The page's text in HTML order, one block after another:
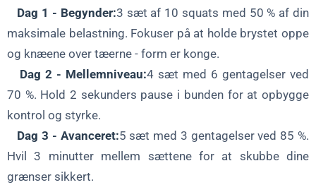
Dag 1 - Begynder:3 sæt af 10 squats med 50 % af din
maksimale belastning. Fokuser på at holde brystet oppe
og knæene over tæerne - form er konge.
Dag 2 - Mellemniveau:4 sæt med 6 gentagelser ved
70 %. Hold 2 sekunders pause i bunden for at opbygge
kontrol og styrke.
Dag 3 - Avanceret:5 sæt med 3 gentagelser ved 85 %.
Hvil 3 minutter mellem sættene for at skubbe dine
grænser sikkert.